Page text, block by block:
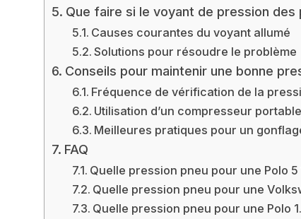
Que faire si le voyant de pression des
Causes courantes du voyant allumé
Solutions pour résoudre le problème
Conseils pour maintenir une bonne
Fréquence de vérification de la
Utilisation d’un compresseur portable
Meilleures pratiques pour un
FAQ
Quelle pression pneu pour une Polo 5
Quelle pression pneu pour une
Quelle pression pneu pour une Polo